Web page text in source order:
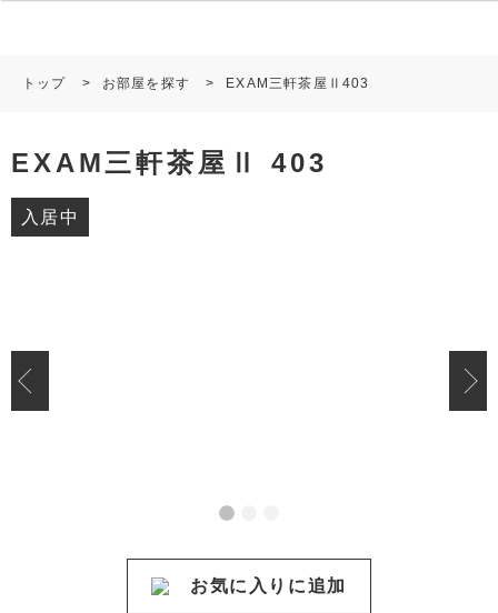
トップ > お部屋を探す > EXAM三軒茶屋Ⅱ403
EXAM三軒茶屋Ⅱ 403
入居中
お気に入りに追加